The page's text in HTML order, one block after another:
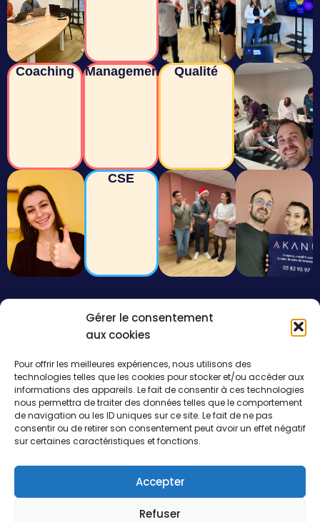
Gérer le consentement
aux cookies
Pour offrir les meilleures expériences, nous utilisons des
technologies telles que les cookies pour stocker et/ou accéder aux
informations des appareils. Le fait de consentir à ces technologies
nous permettra de traiter des données telles que le comportement
de navigation ou les ID uniques sur ce site. Le fait de ne pas
consentir ou de retirer son consentement peut avoir un effet négatif
sur certaines caractéristiques et fonctions.
Accepter
Refuser
Coaching Management Qualité
CSE
Notre mission :
optimiser votre
environnement
professionnel
pour renforcer
les
et la valeur de
0582959773
À propos de
nous
Blog
Ressources
Contact
Management
& soft skills
Qualité
CSE